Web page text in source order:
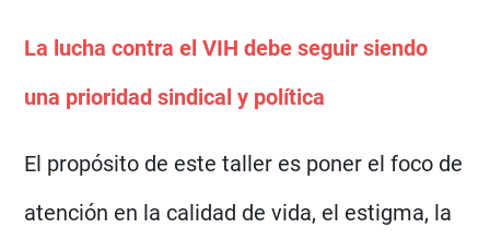
La lucha contra el VIH debe seguir siendo
una prioridad sindical y política
El propósito de este taller es poner el foco de
atención en la calidad de vida, el estigma, la